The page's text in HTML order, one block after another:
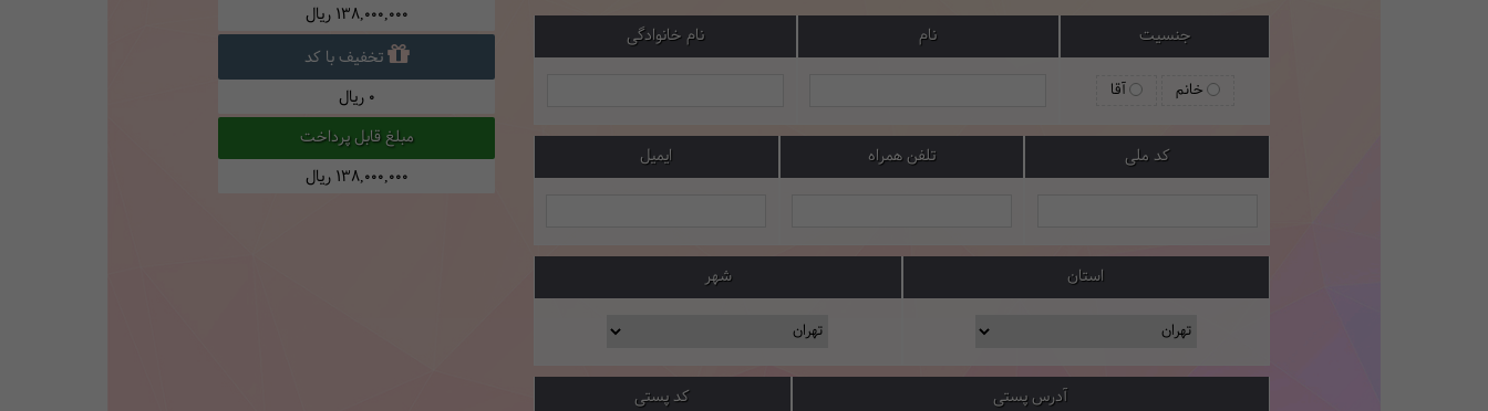
جنسیت
خانم آقا
نام نام خانوادگی
کد ملی تلفن همراه ایمیل
استان شهر
آدرس پستی کد پستی
138,000,000 ریال
تخفیف با کد
0 ریال
مبلغ قابل پرداخت
138,000,000 ریال